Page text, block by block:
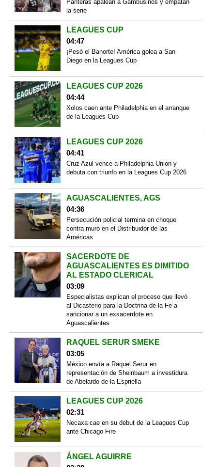
Panteras apalean a Gambusinos y empatan
la serie
LEAGUES CUP
04:47
¡Pesó el Banorte! América golea a San
Diego en la Leagues Cup
LEAGUES CUP 2026
04:44
Xolos caen ante Philadelphia en el arranque
de la Leagues Cup
LEAGUES CUP 2026
04:41
Cruz Azul vence a Philadelphia Union y
debuta con triunfo en la Leagues Cup 2026
AGUASCALIENTES, AGS
04:36
Persecución policial termina en choque
contra muro en el Distribuidor de las
Américas
SACERDOTE DE
AGUASCALIENTES ES DIMITIDO
AL ESTADO CLERICAL
03:09
Especialistas explican el proceso que llevó
al Dicasterio para la Doctrina de la Fe a
sancionar a un exsacerdote en
Aguascalientes
RAQUEL SERUR SMEKE
03:05
México envía a Raquel Serur en
representación de Sheinbaum a investidura
de Abelardo de la Espriella
LEAGUES CUP 2026
02:31
Necaxa cae en su debut de la Leagues Cup
ante Chicago Fire
ÁNGEL AGUIRRE